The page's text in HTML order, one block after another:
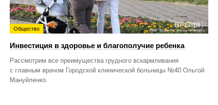
Общество
Инвестиция в здоровье и благополучие ребенка
Рассмотрим все преимущества грудного вскармливания
с главным врачом Городской клинической больницы №40 Ольгой
Мануйленко.